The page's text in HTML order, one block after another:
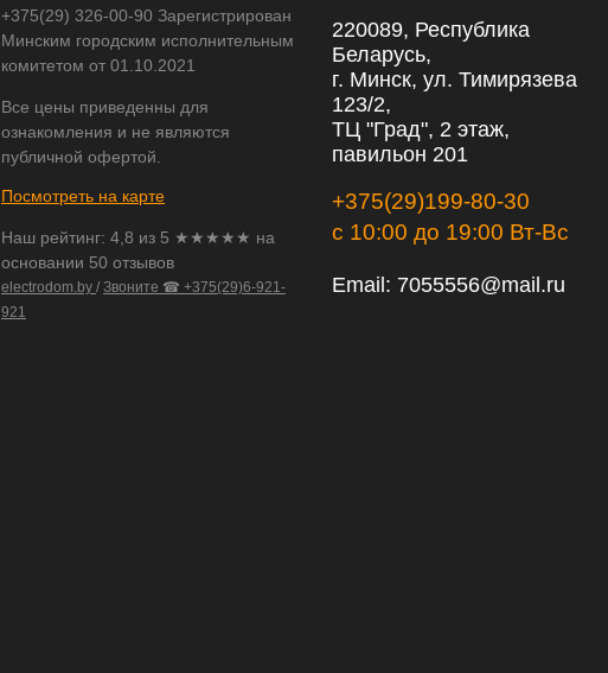
+375(29) 326-00-90 Зарегистрирован
Минским городским исполнительным
комитетом от 01.10.2021
Все цены приведенны для
ознакомления и не являются
публичной офертой.
Посмотреть на карте
Наш рейтинг: 4,8 из 5 ★★★★★ на
основании 50 отзывов
electrodom.by / Звоните ☎ +375(29)6-921-
921
220089, Республика
Беларусь,
г. Минск, ул. Тимирязева
123/2,
ТЦ "Град", 2 этаж,
павильон 201
+375(29)199-80-30
с 10:00 до 19:00 Вт-Вс
Email: 7055556@mail.ru